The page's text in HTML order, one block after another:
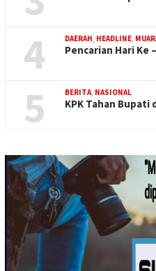
4 DAERAH, HEADLINE,
Pencarian Hari Ke
5 BERITA, NASIONAL
KPK Tahan Bupati